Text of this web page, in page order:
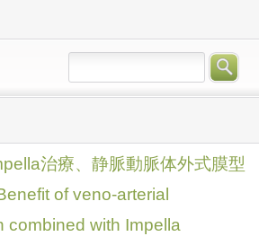
治療、静脈動脈体外式膜型
of veno-arterial
combined with Impella